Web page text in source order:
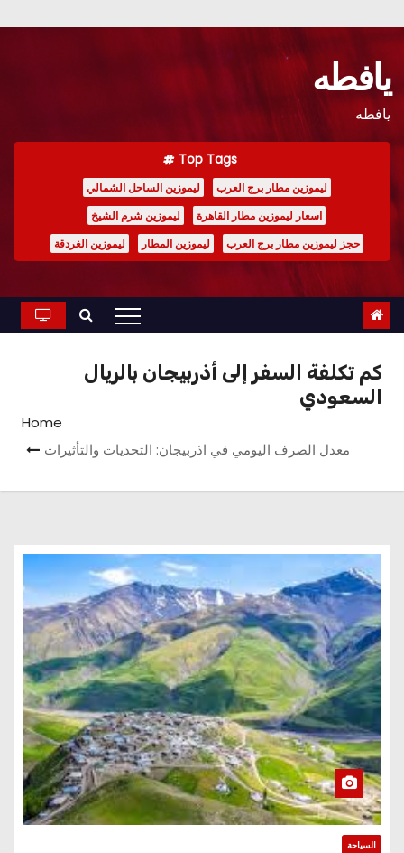
Skip
content
يافطه
يافطه
Top Tags
ليموزين مطار برج العرب
ليموزين الساحل الشمالي
اسعار ليموزين مطار القاهرة
ليموزين شرم الشيخ
حجز ليموزين مطار برج العرب
ليموزين المطار ليموزين الغردقة
كم تكلفة السفر إلى أذربيجان بالريال
السعودي
Home
معدل الصرف اليومي في اذربيجان: التحديات والتأثيرات
السياحة